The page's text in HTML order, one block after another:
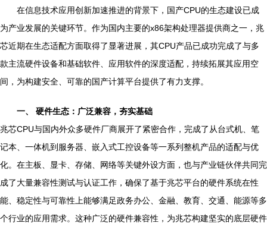
在信息技术应用创新加速推进的背景下，国产CPU的生态建设已成
为产业发展的关键环节。作为国内主要的x86架构处理器提供商之一，兆
芯近期在生态适配方面取得了显著进展，其CPU产品已成功完成了与多
款主流硬件设备和基础软件、应用软件的深度适配，持续拓展其应用空
间，为构建安全、可靠的国产计算平台提供了有力支撑。
一、 硬件生态：广泛兼容，夯实基础
兆芯CPU与国内外众多硬件厂商展开了紧密合作，完成了从台式机、笔
记本、一体机到服务器、嵌入式工控设备等一系列整机产品的适配与优
化。在主板、显卡、存储、网络等关键外设方面，也与产业链伙伴共同完
成了大量兼容性测试与认证工作，确保了基于兆芯平台的硬件系统在性
能、稳定性与可靠性上能够满足政务办公、金融、教育、交通、能源等多
个行业的应用需求。这种广泛的硬件兼容性，为兆芯构建坚实的底层硬件